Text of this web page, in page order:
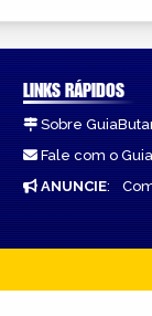
LINKS RÁPIDOS
Sobre
Fale com o
ANUNCIE: